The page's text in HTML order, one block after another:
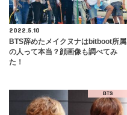
2022.5.10
BTS辞めたメイクヌナはbitboot所属
の人って本当？顔画像も調べてみ
た！
BTS